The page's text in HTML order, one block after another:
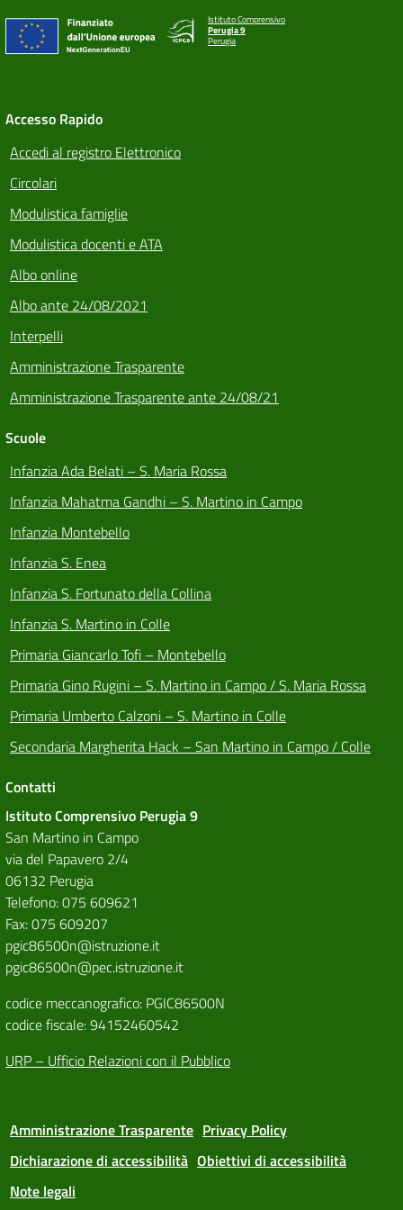
Istituto Comprensivo
Perugia 9
Perugia
Accesso Rapido
Accedi al registro Elettronico
Circolari
Modulistica famiglie
Modulistica docenti e ATA
Albo online
Albo ante 24/08/2021
Interpelli
Amministrazione Trasparente
Amministrazione Trasparente ante 24/08/21
Scuole
Infanzia Ada Belati – S. Maria Rossa
Infanzia Mahatma Gandhi – S. Martino in Campo
Infanzia Montebello
Infanzia S. Enea
Infanzia S. Fortunato della Collina
Infanzia S. Martino in Colle
Primaria Giancarlo Tofi – Montebello
Primaria Gino Rugini – S. Martino in Campo / S. Maria Rossa
Primaria Umberto Calzoni – S. Martino in Colle
Secondaria Margherita Hack – San Martino in Campo / Colle
Contatti
Istituto Comprensivo Perugia 9
San Martino in Campo
via del Papavero 2/4
06132 Perugia
Telefono: 075 609621
Fax: 075 609207
pgic86500n@istruzione.it
pgic86500n@pec.istruzione.it
codice meccanografico: PGIC86500N
codice fiscale: 94152460542
URP – Ufficio Relazioni con il Pubblico
Amministrazione Trasparente Privacy Policy
Dichiarazione di accessibilità Obiettivi di accessibilità
Note legali